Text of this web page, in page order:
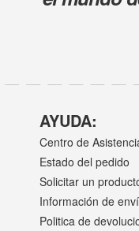
AYUDA:
Centro de
Estado del pedido
Solicitar un
Información de
Politica de